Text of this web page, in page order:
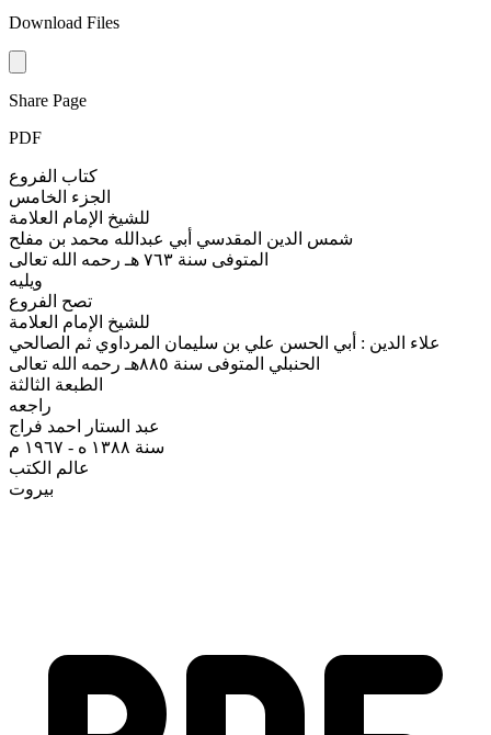
Download Files
Share Page
PDF
كتاب الفروع
الجزء الخامس
للشيخ الإمام العلامة
شمس الدين المقدسي أبي عبدالله محمد بن مفلح
المتوفى سنة ٧٦٣ هـ رحمه الله تعالى
ويليه
تصح الفروع
للشيخ الإمام العلامة
علاء الدين : أبي الحسن علي بن سليمان المرداوي ثم الصالحي
الحنبلي المتوفى سنة ٨٨٥هـ رحمه الله تعالى
الطبعة الثالثة
راجعه
عبد الستار احمد فراج
سنة ١٣٨٨ ه - ١٩٦٧ م
عالم الكتب
بيروت